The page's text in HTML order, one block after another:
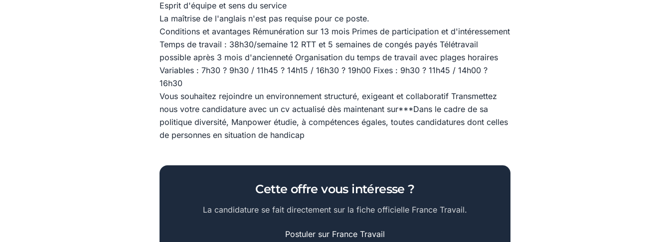
Esprit d'équipe et sens du service
La maîtrise de l'anglais n'est pas requise pour ce poste.
Conditions et avantages Rémunération sur 13 mois Primes de participation et d'intéressement
Temps de travail : 38h30/semaine 12 RTT et 5 semaines de congés payés Télétravail
possible après 3 mois d'ancienneté Organisation du temps de travail avec plages horaires
Variables : 7h30 ? 9h30 / 11h45 ? 14h15 / 16h30 ? 19h00 Fixes : 9h30 ? 11h45 / 14h00 ?
16h30
Vous souhaitez rejoindre un environnement structuré, exigeant et collaboratif Transmettez
nous votre candidature avec un cv actualisé dès maintenant sur***Dans le cadre de sa
politique diversité, Manpower étudie, à compétences égales, toutes candidatures dont celles
de personnes en situation de handicap
Cette offre vous intéresse ?
La candidature se fait directement sur la fiche officielle France Travail.
Postuler sur France Travail